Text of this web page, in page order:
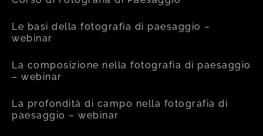
Le basi della fotografia di paesaggio –
webinar
La composizione nella fotografia di paesaggio
– webinar
La profondità di campo nella fotografia di
paesaggio – webinar